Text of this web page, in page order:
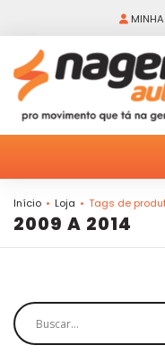
Início Loja Tags de
2009 A 2014